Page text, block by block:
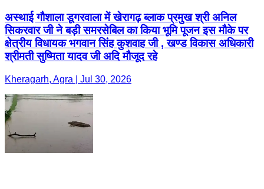
अस्थाई गौशाला डूगरवाला में खेरागढ़ ब्लाक प्रमुख श्री अनिल
सिकरवार जी ने बड़ी समरसेबिल का किया भूमि पूजन इस मौके पर
क्षेत्रीय विधायक भगवान सिंह कुशवाह जी , खण्ड विकास अधिकारी
श्रीमती सुष्मिता यादव जी अदि मौजूद रहे
Kheragarh, Agra | Jul 30, 2026